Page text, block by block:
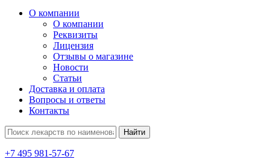
О компании
О компании
Реквизиты
Лицензия
Отзывы о магазине
Новости
Статьи
Доставка и оплата
Вопросы и ответы
Контакты
Найти
+7 495 981-57-67